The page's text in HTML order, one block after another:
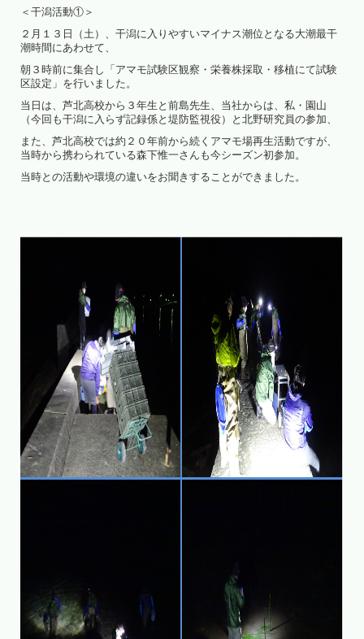
＜干潟活動①＞
２月１３日（土）、干潟に入りやすいマイナス潮位となる大潮最干
潮時間にあわせて、
朝３時前に集合し「アマモ試験区観察・栄養株採取・移植にて試験
区設定」を行いました。
当日は、芦北高校から３年生と前島先生、当社からは、私・園山
（今回も干潟に入らず記録係と堤防監視役）と北野研究員の参加、
また、芦北高校では約２０年前から続くアマモ場再生活動ですが、
当時から携わられている森下惟一さんも今シーズン初参加。
当時との活動や環境の違いをお聞きすることができました。